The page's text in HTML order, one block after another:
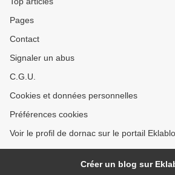
Pages
Contact
Signaler un abus
C.G.U.
Cookies et données personnelles
Préférences cookies
Voir le profil de dornac sur le portail
Créer un blog sur